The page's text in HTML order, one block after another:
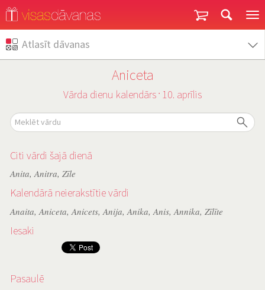
Atlasīt dāvanas
Aniceta
Vārda dienu kalendārs ˙ 10. aprīlis
Citi vārdi šajā dienā
Anita,Anitra, Zīle
Kalendārā neierakstītie vārdi
Anaita, Aniceta, Anicets, Anija, Anika, Anis, Annika, Zīlīte
Iesaki
Pasaulē